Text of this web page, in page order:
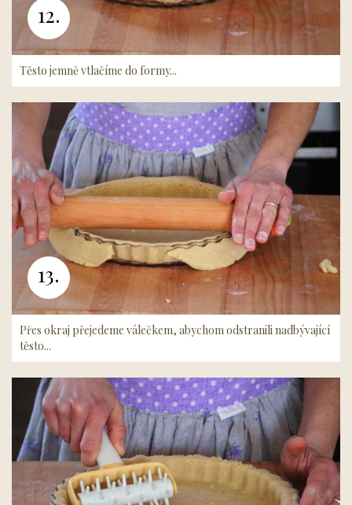
12.
Těsto jemně vtlačíme do formy...
13.
Přes okraj přejedeme válečkem, abychom odstranili nadbývající
těsto...